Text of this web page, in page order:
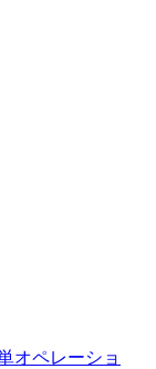
オペレーショ